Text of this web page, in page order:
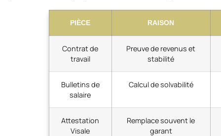
PIÈCE RAISON
Contrat de
travail
Preuve de revenus et
stabilité
Bulletins de
salaire
Calcul de solvabilité
Attestation
Visale
Remplace souvent le
garant